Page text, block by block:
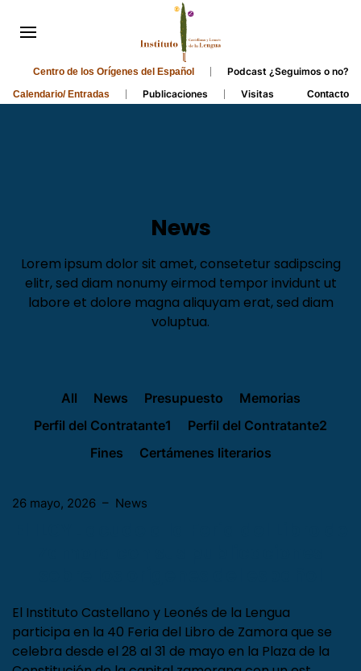
Centro de los Orígenes del Español Podcast ¿Seguimos o no?
Calendario/ Entradas Publicaciones Visitas Contacto
News
Lorem ipsum dolor sit amet, consetetur sadipscing
elitr, sed diam nonumy eirmod tempor invidunt ut
labore et dolore magna aliquyam erat, sed diam
voluptua.
All News Presupuesto
Memorias
Perfil del Contratante1
Perfil del Contratante2
Fines
Certámenes literarios
26 mayo, 2026 – News
El Instituto Castellano y Leonés de la Lengua
participa en la 40 Feria del Libro de Zamora que se
celebra desde el 28 al 31 de mayo en la Plaza de la